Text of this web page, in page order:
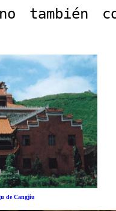
también
de Cangjiu